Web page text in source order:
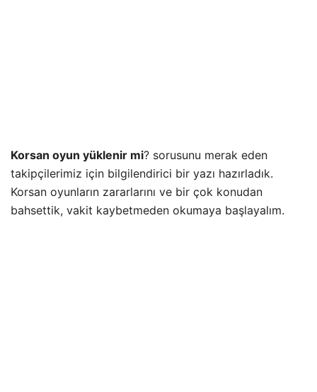
Korsan oyun yüklenir mi? sorusunu merak eden
takipçilerimiz için bilgilendirici bir yazı hazırladık.
Korsan oyunların zararlarını ve bir çok konudan
bahsettik, vakit kaybetmeden okumaya başlayalım.